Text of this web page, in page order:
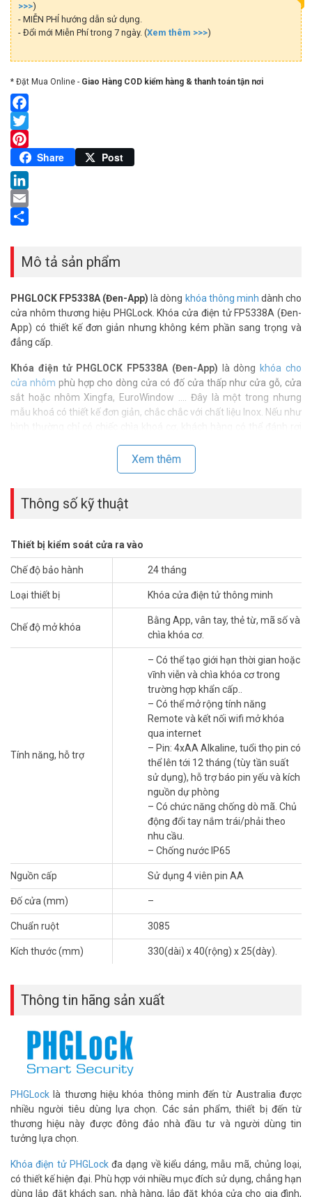
>>>)
- MIỄN PHÍ hướng dẫn sử dụng.
- Đổi mới Miễn Phí trong 7 ngày. (Xem thêm >>>)
* Đặt Mua Online - Giao Hàng COD kiểm hàng & thanh toán tận nơi
Facebook
Twitter
Pinterest
Share Post
LinkedIn
Email
Mô tả sản phẩm
PHGLOCK FP5338A (Đen-App) là dòng khóa thông minh dành cho
cửa nhôm thương hiệu PHGLock. Khóa cửa điện tử FP5338A (Đen-
App) có thiết kế đơn giản nhưng không kém phần sang trọng và
đẳng cấp.
Khóa điện tử PHGLOCK FP5338A (Đen-App) là dòngkhóa cho
cửa nhôm phù hợp cho dòng cửa có đố cửa thấp như cửa gỗ, cửa
sắt hoặc nhôm Xingfa, EuroWindow …. Đây là một trong nhưng
mẫu khoá có thiết kế đơn giản, chắc chắc với chất liệu Inox. Nếu như
bổ sung mở cửa bằng App điện thoại, vân tay, thẻ từ, mã số tiện lợi,
dễ dàng sử dụng và tăng tính năng bảo mật hơn.
Hãy để chiếc khoá điện tử PHGLOCK thêm phần sang trọng và hiện
đại cho căn phòng của bạn. Bạn có thể tham khảo giá bán ưu đãi
Thông số kỹ thuật khóa cửa điện tử cho
cửa nhôm PHGLOCK FP5338A (Đen-App)
– Mẫu khóa màu Đen, có App
– Phù hợp cho dòng cửa có đố cửa thấp như cửa gỗ, cửa sắt hoặc
nhôm Xingfa, EuroWindow
– Mở khóa bằng APP trên điện thoại, bộ nhớ 100 vân tay, 100 thẻ,
– Có thể tạo giới hạn thời gian hoặc vĩnh viễn và chìa khóa cơ trong
– Có thể mở rộng tính năng Remote và kết nối wifi mở khóa qua
– Pin: 4xAA Alkaline, tuổi thọ pin có thể lên tới 12 tháng (tùy tần
suất sử dụng), hỗ trợ báo pin yếu và kích nguồn dự phòng
– Có chức năng chống dò mã. Chủ động đổi tay nắm trái/phải theo
– Kích thước (mm): 330(dài) x 40(rộng) x 25(dày).
Chính sách bảo hành khóa PHGLOCK: Trong 15 ngày nếu sản
phẩm bị lỗi kỹ thuật do nhà sản xuất Quý khách sẽ được đổi sản
phẩm mới 100%.
Đặt mua hàng Online ngay khóa PHGLOCK FP5338A (Đen-App) xin
vui lòng liên hệ HOTLINE
1900.9259để được hỗ trợ tốt nhất. Tham
khảo thêm thông tin tại
Xem thêm
Thông số kỹ thuật
Thiết bị kiểm soát cửa ra vào
Chế độ bảo hành 24 tháng
Loại thiết bị Khóa cửa điện tử thông minh
Chế độ mở khóa
Bằng App, vân tay, thẻ từ, mã số và
chìa khóa cơ.
Tính năng, hỗ trợ
– Có thể tạo giới hạn thời gian hoặc
vĩnh viễn và chìa khóa cơ trong
trường hợp khẩn cấp..
– Có thể mở rộng tính năng
Remote và kết nối wifi mở khóa
qua internet
– Pin: 4xAA Alkaline, tuổi thọ pin có
thể lên tới 12 tháng (tùy tần suất
sử dụng), hỗ trợ báo pin yếu và kích
nguồn dự phòng
– Có chức năng chống dò mã. Chủ
động đổi tay nắm trái/phải theo
nhu cầu.
– Chống nước IP65
Nguồn cấp Sử dụng 4 viên pin AA
Đố cửa (mm) –
Chuẩn ruột 3085
Kích thước (mm) 330(dài) x 40(rộng) x 25(dày).
Thông tin hãng sản xuất
PHGLock là thương hiệu khóa thông minh đến từ Australia được
nhiều người tiêu dùng lựa chọn. Các sản phẩm, thiết bị đến từ
thương hiệu này được đông đảo nhà đầu tư và người dùng tin
tưởng lựa chọn.
Khóa điện tử PHGLockđa dạng về kiểu dáng, mẫu mã, chủng loại,
có thiết kế hiện đại. Phù hợp với nhiều mục đích sử dụng, chẳng hạn
dùng lắp đặt khách sạn, nhà hàng, lắp đặt khóa cửa cho gia đình,